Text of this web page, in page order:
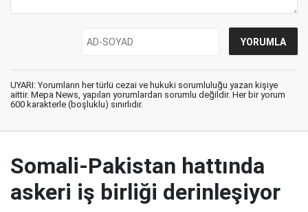
UYARI: Yorumların her türlü cezai ve hukuki sorumluluğu yazan kişiye
aittir. Mepa News, yapılan yorumlardan sorumlu değildir. Her bir yorum
600 karakterle (boşluklu) sınırlıdır.
Somali-Pakistan hattında
askeri iş birliği derinleşiyor